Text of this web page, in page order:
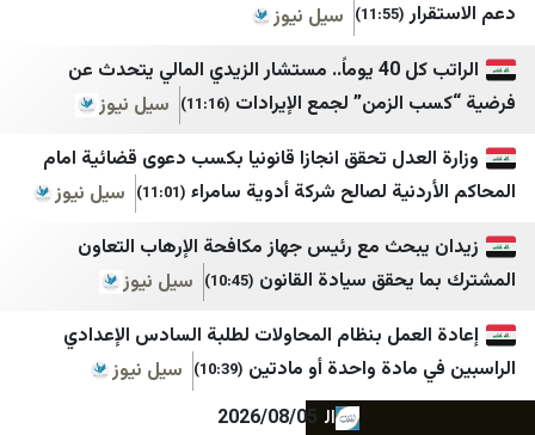
حكي موزون
طيون
Roula Nasr
سالم زهران
Mona Succar Labaky
لبنان الكبير
Newsalist
النهار
الديار
همشهری آنلاین
هم‌میهن
ورزش سه
وطن امروز
بی بی سی
اسپوتنیک ایران
الجادّة
ايران بالعراقي اندبندنت
(11:55)
سيل نيوز
الراتب كل 40 يوماً.. مستشار الزيدي المالي يتحدث عن
لجمع الإيرادات (11:16)
سيل نيوز
تحقق انجازا قانونيا بكسب دعوى قضائية امام
لصالح شركة أدوية سامراء (11:01)
سيل نيوز
مع رئيس جهاز مكافحة الإرهاب التعاون
سيادة القانون (10:45)
سيل نيوز
بنظام المحاولات لطلبة السادس الإعدادي
واحدة أو مادتين (10:39)
سيل نيوز
2026/08/05